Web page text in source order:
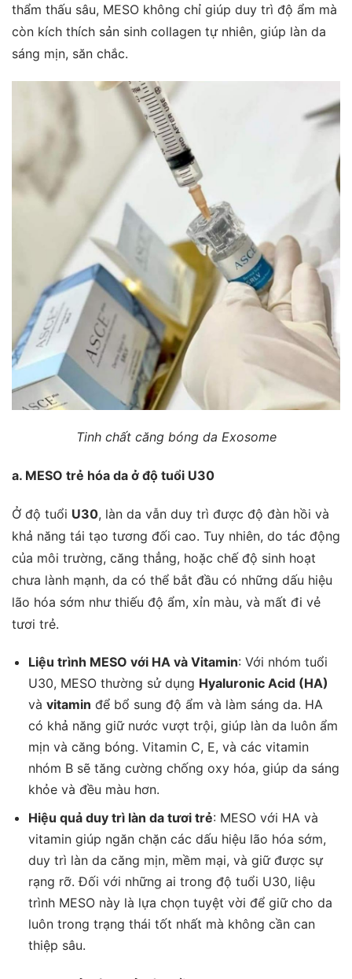
thẩm thấu sâu, MESO không chỉ giúp duy trì độ ẩm mà
còn kích thích sản sinh collagen tự nhiên, giúp làn da
sáng mịn, săn chắc.
Tinh chất căng bóng da Exosome
a. MESO trẻ hóa da ở độ tuổi U30
Ở độ tuổi U30, làn da vẫn duy trì được độ đàn hồi và
khả năng tái tạo tương đối cao. Tuy nhiên, do tác động
của môi trường, căng thẳng, hoặc chế độ sinh hoạt
chưa lành mạnh, da có thể bắt đầu có những dấu hiệu
lão hóa sớm như thiếu độ ẩm, xỉn màu, và mất đi vẻ
tươi trẻ.
Liệu trình MESO với HA và Vitamin: Với nhóm tuổi
U30, MESO thường sử dụng Hyaluronic Acid (HA)
và vitamin để bổ sung độ ẩm và làm sáng da. HA
có khả năng giữ nước vượt trội, giúp làn da luôn ẩm
mịn và căng bóng. Vitamin C, E, và các vitamin
nhóm B sẽ tăng cường chống oxy hóa, giúp da sáng
khỏe và đều màu hơn.
Hiệu quả duy trì làn da tươi trẻ: MESO với HA và
vitamin giúp ngăn chặn các dấu hiệu lão hóa sớm,
duy trì làn da căng mịn, mềm mại, và giữ được sự
rạng rỡ. Đối với những ai trong độ tuổi U30, liệu
trình MESO này là lựa chọn tuyệt vời để giữ cho da
luôn trong trạng thái tốt nhất mà không cần can
thiệp sâu.